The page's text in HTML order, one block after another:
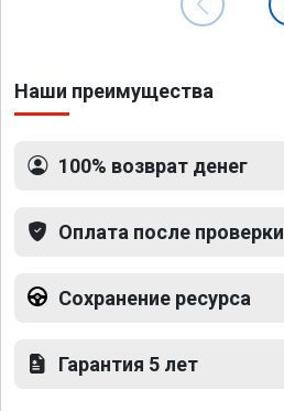
Наши преимущества
100% возврат денег
Оплата после проверки
Сохранение ресурса
Гарантия 5 лет